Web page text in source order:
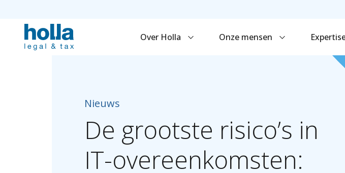
Over Holla Onze mensen
Nieuws
De grootste risico’s in
IT-overeenkomsten: